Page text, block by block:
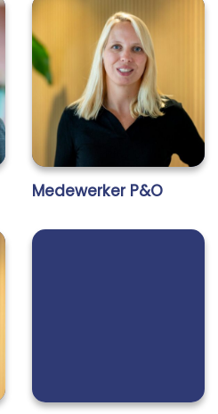
Medewerker P&O